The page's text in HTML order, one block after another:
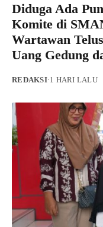
Diduga Ada
Komite di
Wartawan
Uang Gedung
REDAKSI·1 HARI LALU